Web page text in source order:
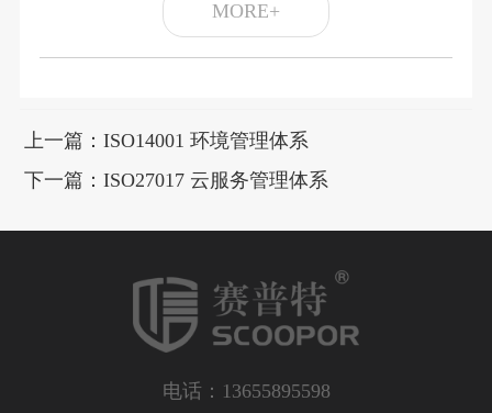
MORE+
上一篇：ISO14001 环境管理体系
下一篇：ISO27017 云服务管理体系
电话：13655895598